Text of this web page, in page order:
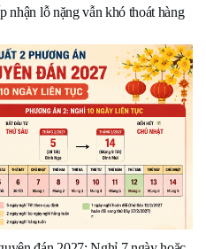
nhận lỗ nặng vẫn khó thoát hàng